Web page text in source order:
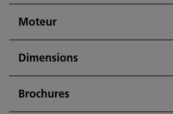
Moteur
Dimensions
Brochures